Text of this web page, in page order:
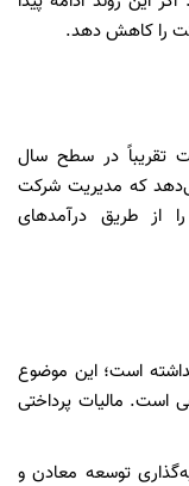
را کاهش دهد.
تقریباً در سطح سال
که مدیریت شرکت
از طریق درآمدهای
است؛ این موضوع
است. مالیات پرداختی
توسعه معادن و